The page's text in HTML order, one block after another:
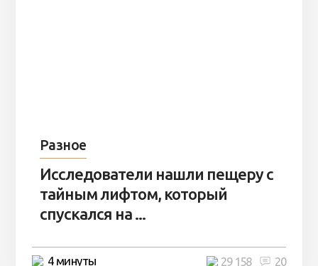
Разное
Исследователи нашли пещеру с
тайным лифтом, который
спускался на ...
4 минуты 20
29 158